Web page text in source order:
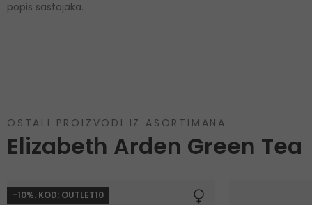
popis sastojaka.
OSTALI PROIZVODI IZ ASORTIMANA
Elizabeth Arden Green Tea
-10%. KOD: OUTLET10